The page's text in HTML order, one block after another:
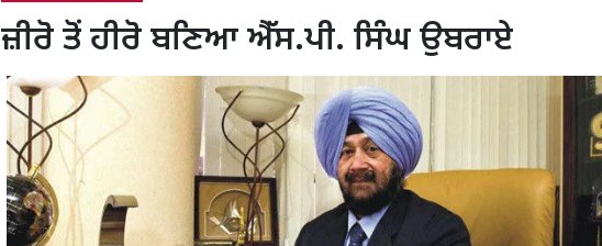
ਜ਼ੀਰੋ ਤੋਂ ਹੀਰੋ ਬਣਿਆ ਐੱਸ.ਪੀ. ਸਿੰਘ ਉਬਰਾਏ